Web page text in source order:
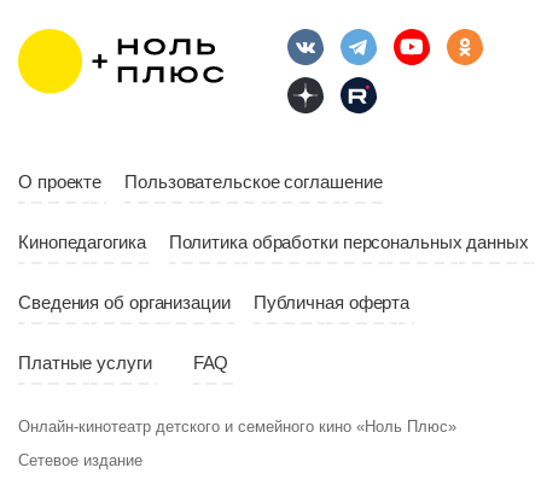
О проекте Пользовательское соглашение
Кинопедагогика Политика обработки персональных данных
Сведения об организации Публичная оферта
Платные услуги FAQ
Онлайн-кинотеатр детского и семейного кино «Ноль Плюс»
Сетевое издание